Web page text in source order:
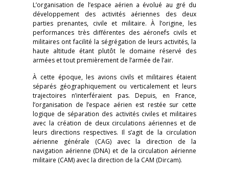
L’organisation de l’espace aérien a évolué au gré du
développement des activités aériennes des deux
parties prenantes, civile et militaire. À l’origine, les
performances très différentes des aéronefs civils et
militaires ont facilité la ségrégation de leurs activités, la
haute altitude étant plutôt le domaine réservé des
armées et tout premièrement de l’armée de l’air.
À cette époque, les avions civils et militaires étaient
séparés géographiquement ou verticalement et leurs
trajectoires n’interféraient pas. Depuis, en France,
l’organisation de l’espace aérien est restée sur cette
logique de séparation des activités civiles et militaires
avec la création de deux circulations aériennes et de
leurs directions respectives. Il s’agit de la circulation
aérienne générale (CAG) avec la direction de la
navigation aérienne (DNA) et de la circulation aérienne
militaire (CAM) avec la direction de la CAM (Dircam).